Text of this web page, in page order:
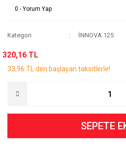
0 - Yorum Yap
Kategori İNNOVA 125
320,16 TL
33,96 TL den başlayan taksitlerle!
SEPETE